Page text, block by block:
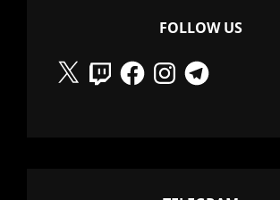
FOLLOW US
X
TwitchFacebookInstagramTelegram